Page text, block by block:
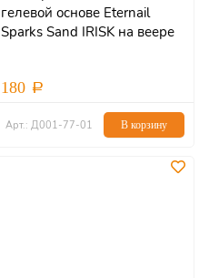
гелевой основе Eternail
Sparks Sand IRISK на веере
180
Арт.: Д001-77-01 В корзину